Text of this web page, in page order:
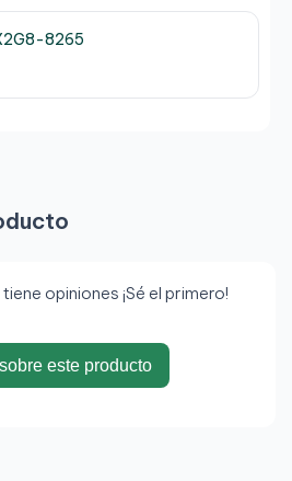
8265
opiniones ¡Sé el primero!
este producto